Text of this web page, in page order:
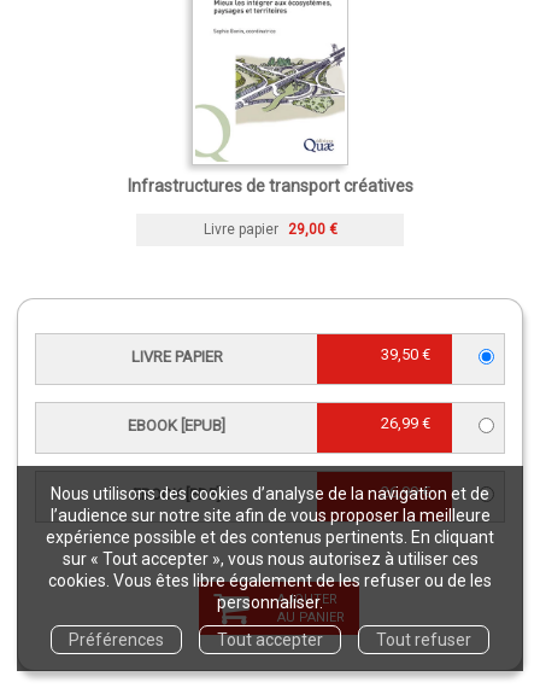
Nous utilisons des cookies d’analyse de la navigation et de
l’audience sur notre site afin de vous proposer la meilleure
expérience possible et des contenus pertinents. En cliquant
sur « Tout accepter », vous nous autorisez à utiliser ces
cookies. Vous êtes libre également de les refuser ou de les
personnaliser.
Préférences
Tout accepter Tout refuser
LIVRE PAPIER 39,50 €
EBOOK [EPUB] 26,99 €
EBOOK [PDF] 26,99 €
AJOUTER
AU PANIER
Infrastructures de transport créatives
Livre papier 29,00 €
Trajectoires de transition écologique
Livre papier 29,00 €